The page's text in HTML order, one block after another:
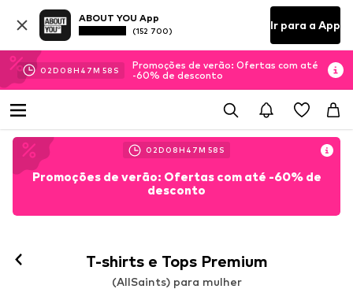
ABOUT YOU App
(152 700) Ir para a App
02D 08H 47M 56 S
Promoções de verão: Ofertas com até
-60% de desconto
02D 08H 47M 56 S
Promoções de verão: Ofertas com até -60% de
desconto
T-shirts e Tops Premium
(AllSaints) para mulher